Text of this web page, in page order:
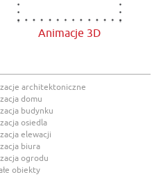
Animacje 3D
architektoniczne
domu
budynku
osiedla
elewacji
biura
ogrodu
obiekty